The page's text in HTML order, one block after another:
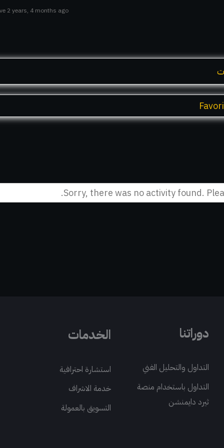
2 years, 4 months ago
Sorry, there was no activity found.
دوراتنا
التداول والتحليل الفني
التداول باستخدام منصة
ثيرد دايمنشن
الخدمات
استشارة احترافية
خدمة الاشراف
التسويق بالعمولة